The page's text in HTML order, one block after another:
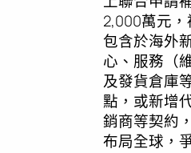
2,000萬元
包含於海外
心、服務（
及發貨倉庫
點，或新增
銷商等契約
布局全球，